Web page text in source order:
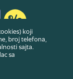
byDubes doo
koji
broj telefona,
sajta.
sa